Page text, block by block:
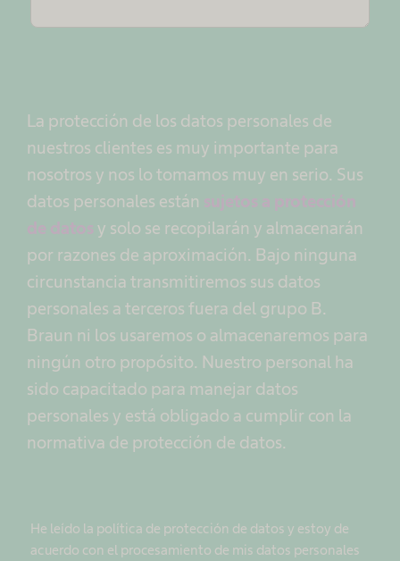
La protección de los datos personales de
nuestros clientes es muy importante para
nosotros y nos lo tomamos muy en serio. Sus
datos personales están
y solo se recopilarán y almacenarán
por razones de aproximación. Bajo ninguna
circunstancia transmitiremos sus datos
personales a terceros fuera del grupo B.
Braun ni los usaremos o almacenaremos para
ningún otro propósito. Nuestro personal ha
sido capacitado para manejar datos
personales y está obligado a cumplir con la
normativa de protección de datos.
He leído la política de protección de datos y estoy de
acuerdo con el procesamiento de mis datos personales